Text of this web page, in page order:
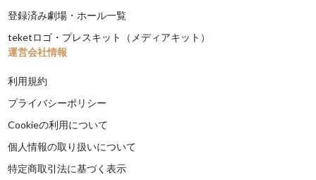
登録済み劇場・ホール一覧
teketロゴ・プレスキット（メディアキット）
運営会社情報
利用規約
プライバシーポリシー
Cookieの利用について
個人情報の取り扱いについて
特定商取引法に基づく表示